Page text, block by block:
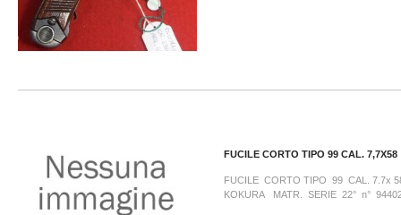
FUCILE CORTO TIPO 99 CAL. 7,7X58
FUCILE CORTO TIPO 99 CAL. 7.7x
KOKURA MATR. SERIE 22° n°